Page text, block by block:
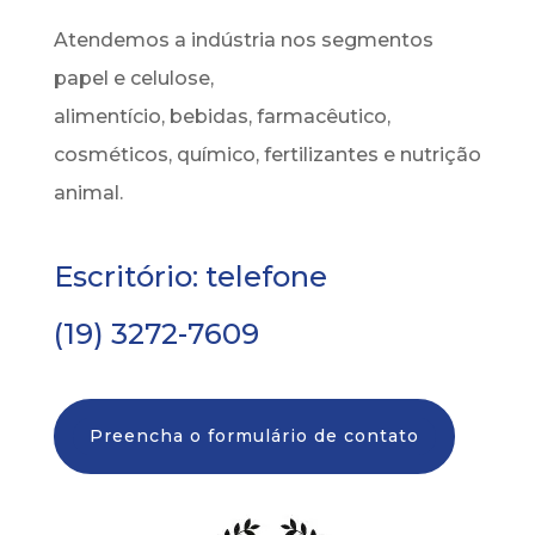
Atendemos a indústria nos segmentos
papel e celulose,
alimentício, bebidas, farmacêutico,
cosméticos, químico, fertilizantes e nutrição
animal.
Escritório: telefone
(19) 3272-7609
Preencha o formulário de contato